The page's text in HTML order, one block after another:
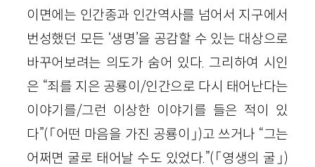
이면에는 인간종과 인간역사를 넘어서 지구에서
번성했던 모든 ‘생명’을 공감할 수 있는 대상으로
바꾸어보려는 의도가 숨어 있다. 그리하여 시인
은 “죄를 지은 공룡이/인간으로 다시 태어난다는
이야기를/그런 이상한 이야기를 들은 적이 있
다”(「어떤 마음을 가진 공룡이」)고 쓰거나 “그는
어쩌면 굴로 태어날 수도 있었다.”(「영생의 굴」)